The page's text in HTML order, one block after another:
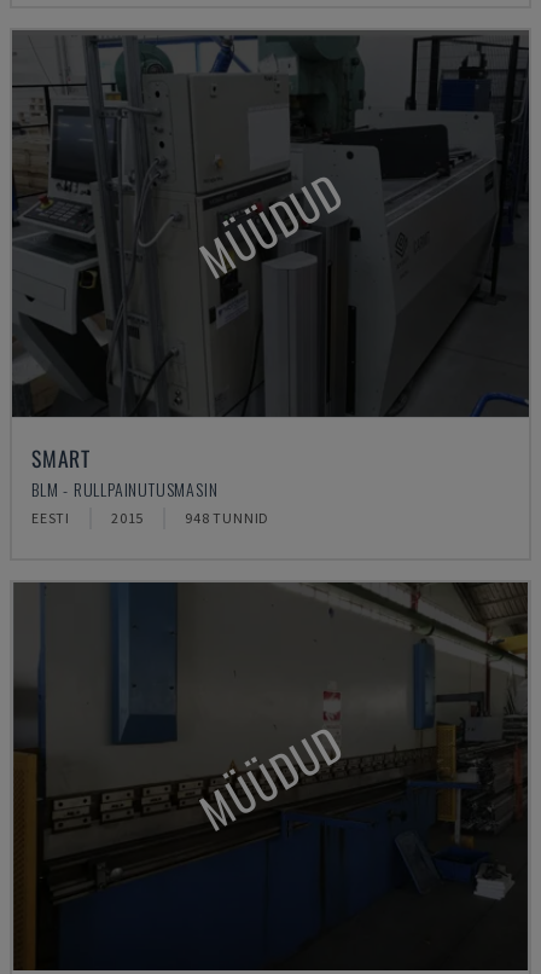
MÜÜDUD
SMART
BLM - RULLPAINUTUSMASIN
EESTI 2015 948 TUNNID
MÜÜDUD